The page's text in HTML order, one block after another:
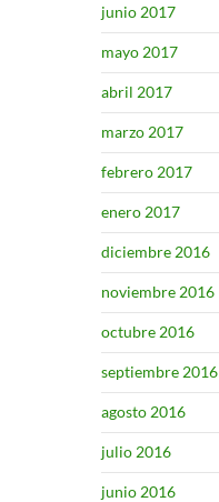
junio 2017
mayo 2017
abril 2017
marzo 2017
febrero 2017
enero 2017
diciembre 2016
noviembre 2016
octubre 2016
septiembre 2016
agosto 2016
julio 2016
junio 2016